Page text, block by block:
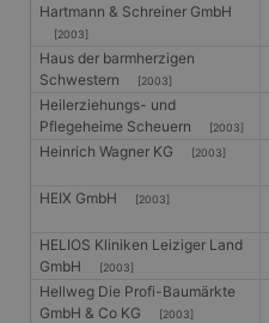
Hartmann & Schreiner GmbH
[2003]
Haus der barmherzigen
Schwestern
[2003]
Heilerziehungs- und
Pflegeheime Scheuern
[2003]
Heinrich Wagner KG [2003]
HEIX GmbH [2003]
HELIOS Kliniken Leiziger Land
GmbH
[2003]
Hellweg Die Profi-Baumärkte
GmbH & Co KG
[2003]